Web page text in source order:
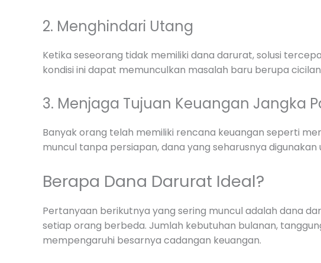
2. Menghindari Utang
Ketika seseorang tidak memiliki dana darurat, solusi
kondisi ini dapat memunculkan masalah baru berupa
3. Menjaga Tujuan Keuangan Jangka
Banyak orang telah memiliki rencana keuangan seperti
muncul tanpa persiapan, dana yang seharusnya
Berapa Dana Darurat Ideal?
Pertanyaan berikutnya yang sering muncul adalah dana
setiap orang berbeda. Jumlah kebutuhan bulanan,
mempengaruhi besarnya cadangan keuangan.